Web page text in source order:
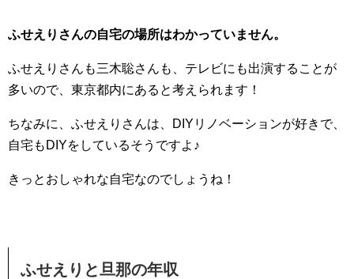
ふせえりさんの自宅の場所はわかっていません。
ふせえりさんも三木聡さんも、テレビにも出演することが
多いので、東京都内にあると考えられます！
ちなみに、ふせえりさんは、DIYリノベーションが好きで、
自宅もDIYをしているそうですよ♪
きっとおしゃれな自宅なのでしょうね！
ふせえりと旦那の年収